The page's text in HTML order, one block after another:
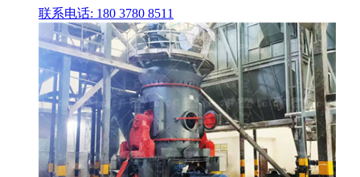
联系电话: 180 3780 8511